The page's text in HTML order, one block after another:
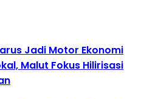
Jadi Motor Ekonomi
Malut Fokus Hilirisasi